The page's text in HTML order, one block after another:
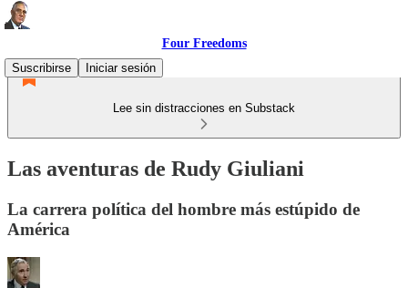
Four Freedoms
Suscribirse
Iniciar sesión
Lee sin distracciones en Substack
Las aventuras de Rudy Giuliani
La carrera política del hombre más estúpido de
América